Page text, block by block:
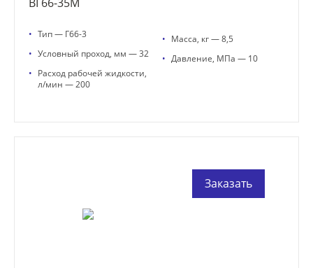
ВГ66-35М
• Тип — Г66-3
• Условный проход, мм — 32
• Расход рабочей жидкости,
л/мин — 200
• Масса, кг — 8,5
• Давление, МПа — 10
Заказать